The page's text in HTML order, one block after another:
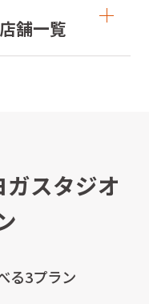
舗一覧
スタジオ
る3プラン